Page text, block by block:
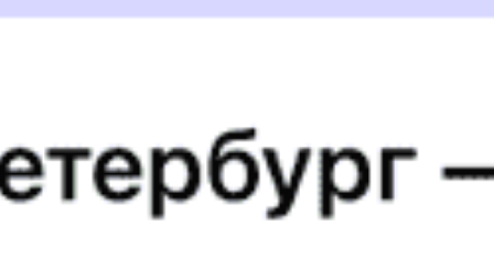
Екатерина П., дата поездки 2 января 2026
Андрей Я., дата поездки 25 апреля 2023
Всё понравилось. Спасибо персоналу и попутчикам!
вера с., дата поездки 17 февраля 2023